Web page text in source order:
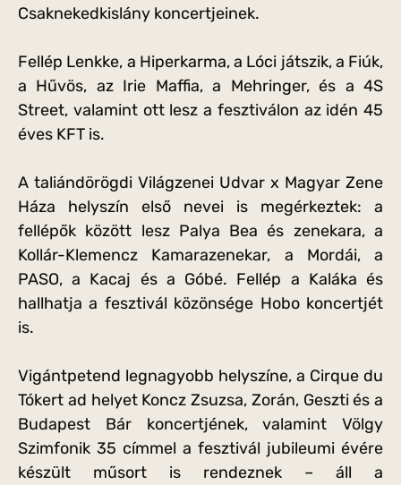
Csaknekedkislány koncertjeinek.
Fellép Lenkke, a Hiperkarma, a Lóci játszik, a Fiúk,
a Hűvös, az Irie Maffia, a Mehringer, és a 4S
Street, valamint ott lesz a fesztiválon az idén 45
éves KFT is.
A taliándörögdi Világzenei Udvar x Magyar Zene
Háza helyszín első nevei is megérkeztek: a
fellépők között lesz Palya Bea és zenekara, a
Kollár-Klemencz Kamarazenekar, a Mordái, a
PASO, a Kacaj és a Góbé. Fellép a Kaláka és
hallhatja a fesztivál közönsége Hobo koncertjét
is.
Vigántpetend legnagyobb helyszíne, a Cirque du
Tókert ad helyet Koncz Zsuzsa, Zorán, Geszti és a
Budapest Bár koncertjének, valamint Völgy
Szimfonik 35 címmel a fesztivál jubileumi évére
készült műsort is rendeznek – áll a